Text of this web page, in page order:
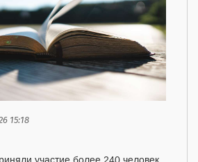
15:18